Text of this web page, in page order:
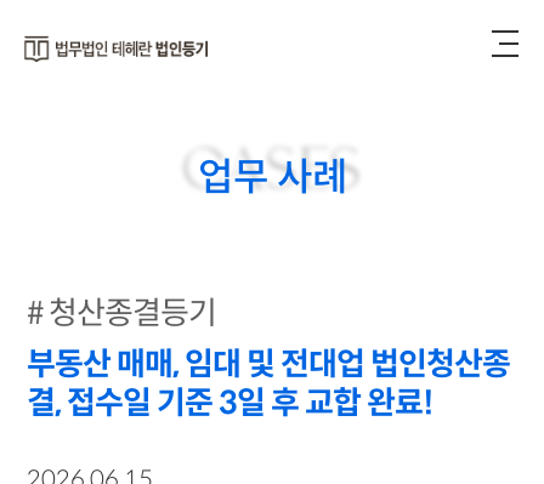
CASES
업무 사례
청산종결등기
부동산 매매, 임대 및 전대업 법인청산종
결, 접수일 기준 3일 후 교합 완료!